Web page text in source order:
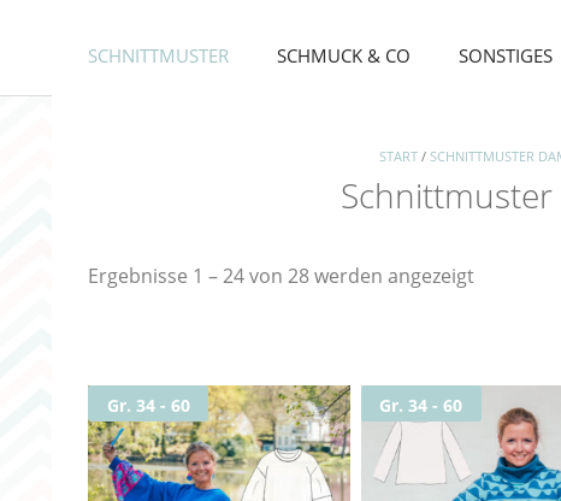
SCHNITTMUSTER SCHMUCK & CO SONSTIGES
START/ SCHNITTMUSTER
Ergebnisse 1 – 24 von 28 werden angezeigtNach
Gr. 34 - 60 Gr. 34 - 60